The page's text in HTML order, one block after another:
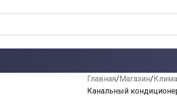
Главная Магазин
Канальный